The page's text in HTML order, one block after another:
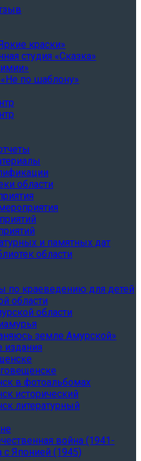
краски»
студия «Сказка»
по шаблону»
области
и памятных дат
области
по краеведению для детей
области
области
земле Амурской»
издания
в фотоальбомах
исторический
литературный
война (1941-
с Японией (1945)